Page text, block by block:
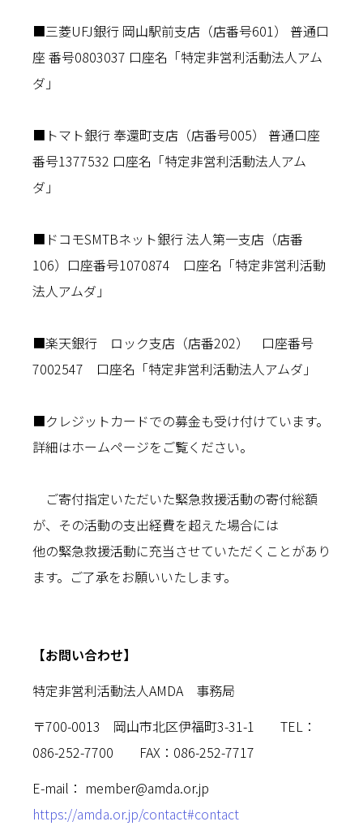
■三菱UFJ銀行 岡山駅前支店（店番号601） 普通口
座 番号0803037 口座名「特定非営利活動法人アム
ダ」
■トマト銀行 奉還町支店（店番号005） 普通口座
番号1377532 口座名「特定非営利活動法人アム
ダ」
■ドコモSMTBネット銀行 法人第一支店（店番
106）口座番号1070874 口座名「特定非営利活動
法人アムダ」
■楽天銀行 ロック支店（店番202） 口座番号
7002547 口座名「特定非営利活動法人アムダ」
■クレジットカードでの募金も受け付けています。
詳細はホームページをご覧ください。
ご寄付指定いただいた緊急救援活動の寄付総額
が、その活動の支出経費を超えた場合には
他の緊急救援活動に充当させていただくことがあり
ます。ご了承をお願いいたします。
【お問い合わせ】
特定非営利活動法人AMDA 事務局
〒700-0013 岡山市北区伊福町3-31-1 TEL：
086-252-7700 FAX：086-252-7717
E-mail： member@amda.or.jp
https://amda.or.jp/contact#contact